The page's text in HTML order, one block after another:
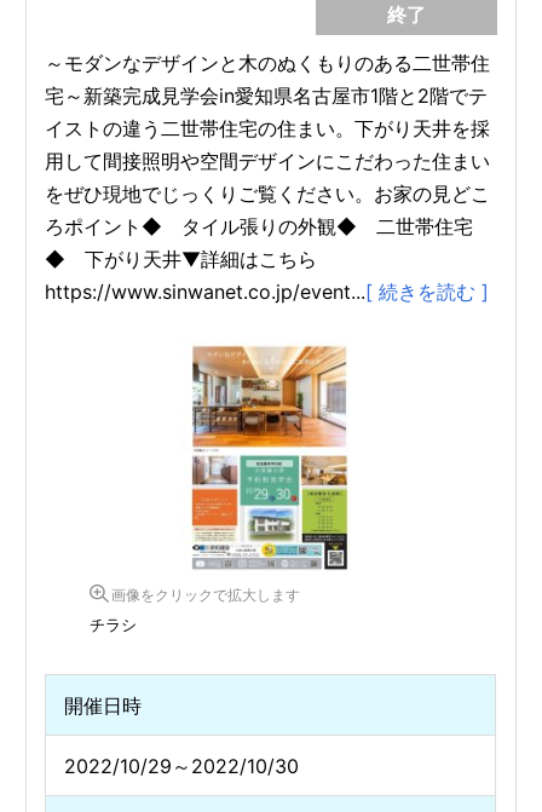
終了
～モダンなデザインと木のぬくもりのある二世帯住
宅～新築完成見学会in愛知県名古屋市1階と2階でテ
イストの違う二世帯住宅の住まい。下がり天井を採
用して間接照明や空間デザインにこだわった住まい
をぜひ現地でじっくりご覧ください。お家の見どこ
ろポイント◆ タイル張りの外観◆ 二世帯住宅
◆ 下がり天井▼詳細はこちら
https://www.sinwanet.co.jp/event...[ 続きを読む ]
画像をクリックで拡大します
チラシ
開催日時
2022/10/29～2022/10/30